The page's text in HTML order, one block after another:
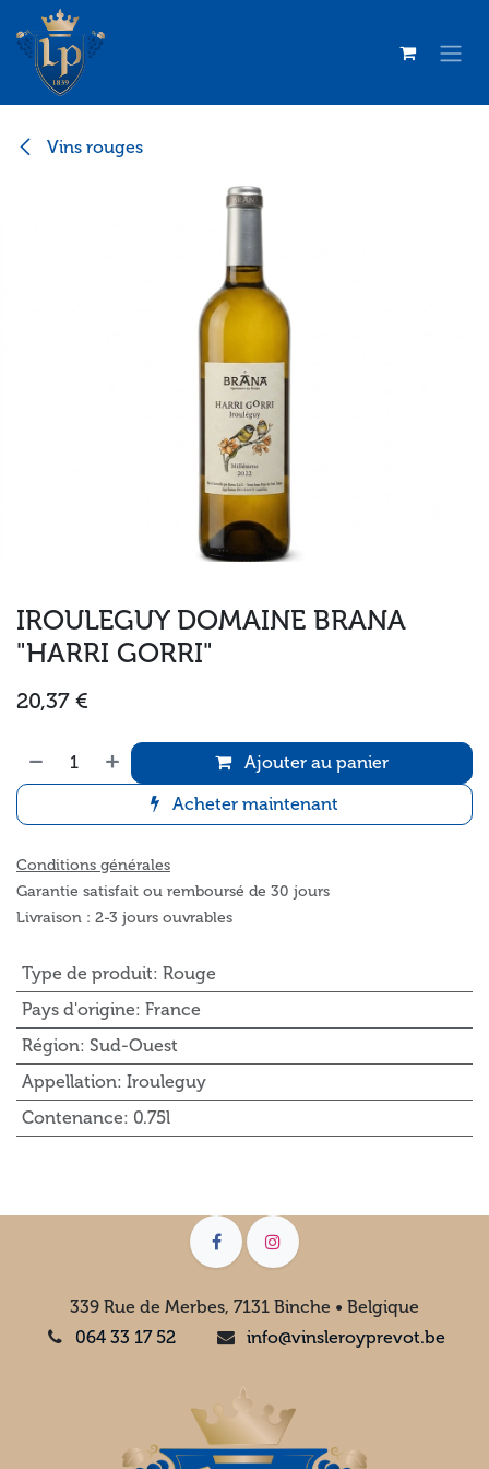
Se rendre au contenu
Vins rouges
IROULEGUY DOMAINE BRANA
"HARRI GORRI"
20,37 €
Ajouter au panier
Acheter maintenant
Conditions générales
Garantie satisfait ou remboursé de 30 jours
Livraison : 2-3 jours ouvrables
Type de produit: Rouge
Pays d'origine: France
Région: Sud-Ouest
Appellation: Irouleguy
Contenance: 0.75l
339 Rue de Merbes, 7131 Binche • Belgique
064 33 17 52
info@vinsleroyprevot.be